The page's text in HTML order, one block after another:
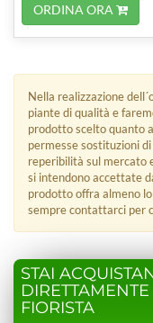
ORDINA ORA
Nella realizzazione
piante di qualità e
prodotto scelto quanto
permesse sostituzioni
reperibilità sul mercato
si intendono accettate
prodotto offra almeno
sempre contattarci per
STAI
FIORISTA